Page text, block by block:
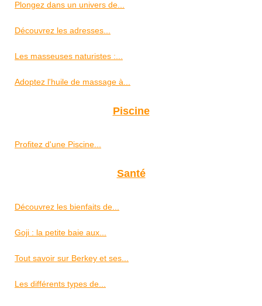
Plongez dans un univers de...
Découvrez les adresses...
Les masseuses naturistes :...
Adoptez l'huile de massage à...
Piscine
Profitez d'une Piscine...
Santé
Découvrez les bienfaits de...
Goji : la petite baie aux...
Tout savoir sur Berkey et ses...
Les différents types de...